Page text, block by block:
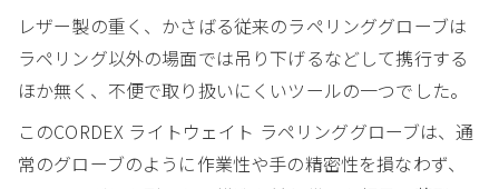
レザー製の重く、かさばる従来のラペリンググローブは
ラペリング以外の場面では吊り下げるなどして携行する
ほか無く、不便で取り扱いにくいツールの一つでした。
このCORDEX ライトウェイト ラペリンググローブは、通
常のグローブのように作業性や手の精密性を損なわず、